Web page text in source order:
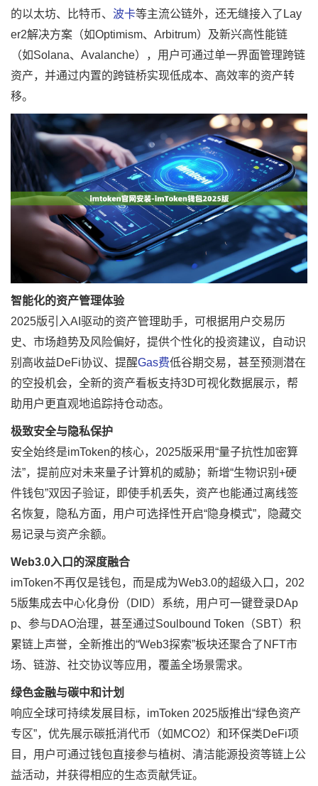
的以太坊、比特币、 波卡等主流公链外，还无缝接入了Lay
er2解决方案（如Optimism、Arbitrum）及新兴高性能链
（如Solana、Avalanche），用户可通过单一界面管理跨链
资产，并通过内置的跨链桥实现低成本、高效率的资产转
移。
智能化的资产管理体验
2025版引入AI驱动的资产管理助手，可根据用户交易历
史、市场趋势及风险偏好，提供个性化的投资建议，自动识
别高收益DeFi协议、提醒Gas费低谷期交易，甚至预测潜在
的空投机会，全新的资产看板支持3D可视化数据展示，帮
助用户更直观地追踪持仓动态。
极致安全与隐私保护
安全始终是imToken的核心，2025版采用“量子抗性加密算
法”，提前应对未来量子计算机的威胁；新增“生物识别+硬
件钱包”双因子验证，即使手机丢失，资产也能通过离线签
名恢复，隐私方面，用户可选择性开启“隐身模式”，隐藏交
易记录与资产余额。
Web3.0入口的深度融合
imToken不再仅是钱包，而是成为Web3.0的超级入口，202
5版集成去中心化身份（DID）系统，用户可一键登录DAp
p、参与DAO治理，甚至通过Soulbound Token（SBT）积
累链上声誉，全新推出的“Web3探索”板块还聚合了NFT市
场、链游、社交协议等应用，覆盖全场景需求。
绿色金融与碳中和计划
响应全球可持续发展目标，imToken 2025版推出“绿色资产
专区”，优先展示碳抵消代币（如MCO2）和环保类DeFi项
目，用户可通过钱包直接参与植树、清洁能源投资等链上公
益活动，并获得相应的生态贡献凭证。